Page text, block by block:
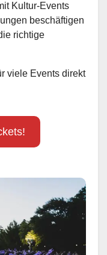
Kultur-Events
beschäftigen
richtige
viele Events direkt